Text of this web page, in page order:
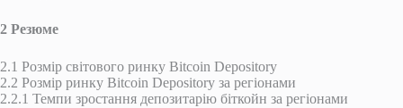
2 Резюме
2.1 Розмір світового ринку Bitcoin Depository
2.2 Розмір ринку Bitcoin Depository за регіонами
2.2.1 Темпи зростання депозитарію біткойн за регіонами